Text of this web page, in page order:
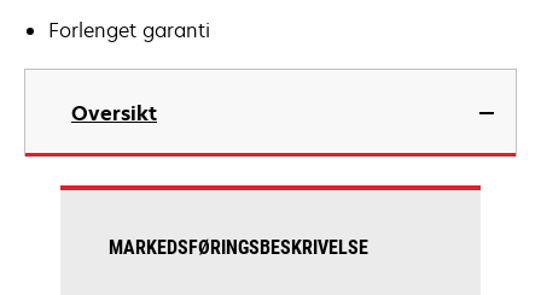
Forlenget garanti
Oversikt
MARKEDSFØRINGSBESKRIVELSE